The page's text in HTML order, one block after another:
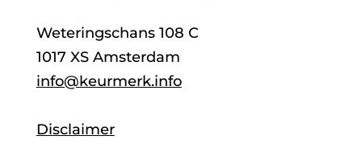
Weteringschans 108 C
1017 XS Amsterdam
info@keurmerk.info
Disclaimer